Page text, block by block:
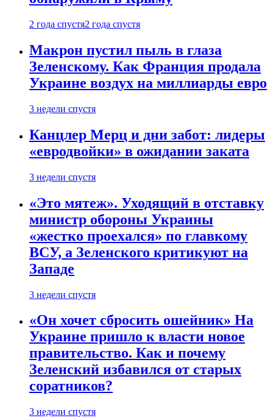
2 года спустя2 года спустя
Макрон пустил пыль в глаза
Зеленскому. Как Франция продала
Украине воздух на миллиарды евро
3 недели спустя
Канцлер Мерц и дни забот: лидеры
«евродвойки» в ожидании заката
3 недели спустя
«Это мятеж». Уходящий в отставку
министр обороны Украины
«жестко проехался» по главкому
ВСУ, а Зеленского критикуют на
Западе
3 недели спустя
«Он хочет сбросить ошейник» На
Украине пришло к власти новое
правительство. Как и почему
Зеленский избавился от старых
соратников?
3 недели спустя